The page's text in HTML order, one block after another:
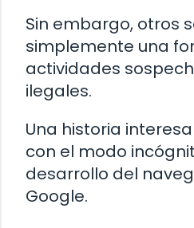
Sin embargo, otros
simplemente una
actividades
ilegales.
Una historia
con el modo
desarrollo del
Google.